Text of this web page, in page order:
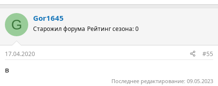
G Gor1645
Старожил форума Рейтинг сезона: 0
17.04.2020 #55
в
Последнее редактирование: 09.05.2023